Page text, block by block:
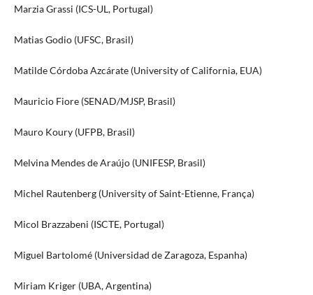
Marzia Grassi (ICS-UL, Portugal)
Matias Godio (UFSC, Brasil)
Matilde Córdoba Azcárate (University of California, EUA)
Mauricio Fiore (SENAD/MJSP, Brasil)
Mauro Koury (UFPB, Brasil)
Melvina Mendes de Araújo (UNIFESP, Brasil)
Michel Rautenberg (University of Saint-Etienne, França)
Micol Brazzabeni (ISCTE, Portugal)
Miguel Bartolomé (Universidad de Zaragoza, Espanha)
Miriam Kriger (UBA, Argentina)